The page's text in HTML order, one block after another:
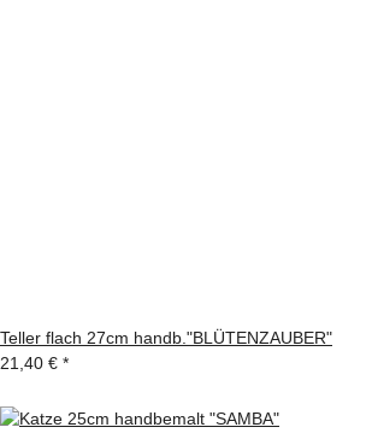
Teller flach 27cm handb."BLÜTENZAUBER"
21,40 € *